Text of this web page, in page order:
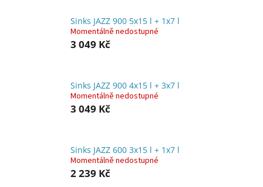
Sinks JAZZ 900 5x15 l + 1x7 l
Momentálně nedostupné
3 049 Kč
Sinks JAZZ 900 4x15 l + 3x7 l
Momentálně nedostupné
3 049 Kč
Sinks JAZZ 600 3x15 l + 1x7 l
Momentálně nedostupné
2 239 Kč